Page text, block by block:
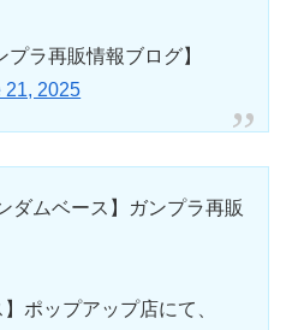
ラ再販情報ブログ】
21, 2025
ダムベース】ガンプラ再販
ポップアップ店にて、